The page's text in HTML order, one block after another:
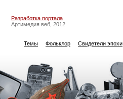
Разработка портала
Артимедия веб, 2012
Темы Фольклор Свидетели эпохи